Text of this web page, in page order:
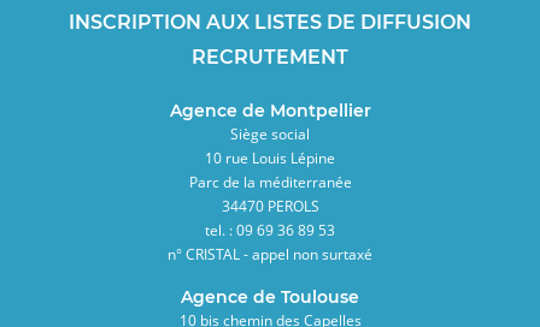
INSCRIPTION AUX LISTES DE DIFFUSION
RECRUTEMENT
Agence de Montpellier
Siège social
10 rue Louis Lépine
Parc de la méditerranée
34470 PEROLS
tel. : 09 69 36 89 53
n° CRISTAL - appel non surtaxé
Agence de Toulouse
10 bis chemin des Capelles